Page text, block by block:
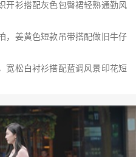
开衫搭配灰色包臀裙轻熟通勤风
，姜黄色短款吊带搭配做旧牛仔
宽松白衬衫搭配蓝调风景印花短